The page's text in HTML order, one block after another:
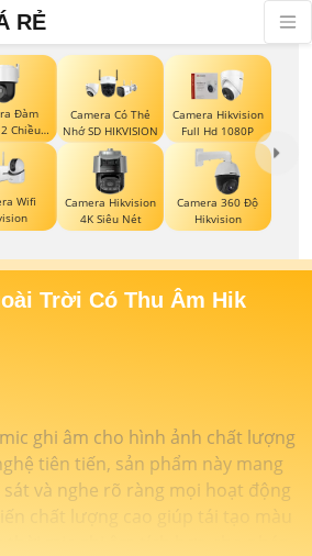
RẺ
Đàm
Chiều
Camera Có Thẻ
Nhớ SD HIKVISION
Camera Hikvision
Full Hd 1080P
Wifi
Camera Hikvision
4K Siêu Nét
Camera 360 Độ
Hikvision
Trời Có Thu Âm Hik
ghi âm cho hình ảnh chất lượng
tiên tiến, sản phẩm này mang
và nghe rõ ràng mọi hoạt động
chất lượng cao giúp tái tạo màu